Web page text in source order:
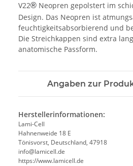
V22® Neopren gepolstert im
Design. Das Neopren ist
feuchtigkeitsabsorbierend und
Die Streichkappen sind extra
anatomische Passform.
Angaben zur
Herstellerinformationen:
Lami-Cell
Hahnenweide 18 E
Tönisvorst, Deutschland, 47918
info@lamicell.de
https://www.lamicell.de